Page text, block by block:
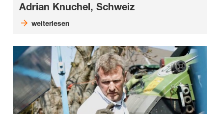
Adrian Knuchel, Schweiz
weiterlesen